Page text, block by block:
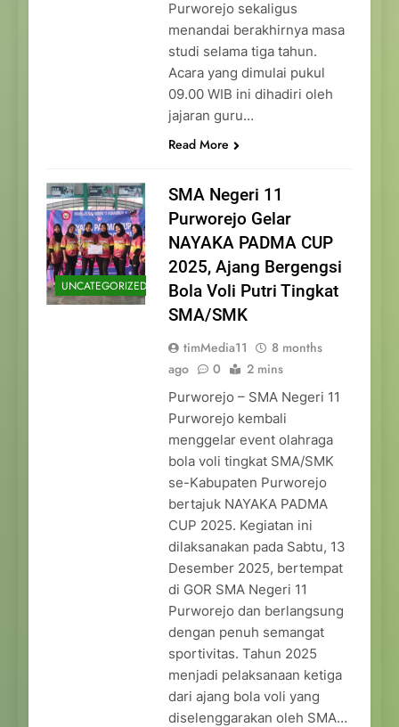
Purworejo sekaligus
menandai berakhirnya masa
studi selama tiga tahun.
Acara yang dimulai pukul
09.00 WIB ini dihadiri oleh
jajaran guru…
Read More
UNCATEGORIZED
SMA Negeri 11
Purworejo Gelar
NAYAKA PADMA CUP
2025, Ajang Bergengsi
Bola Voli Putri Tingkat
SMA/SMK
timMedia11
8 months
ago
0 2 mins
Purworejo – SMA Negeri 11
Purworejo kembali
menggelar event olahraga
bola voli tingkat SMA/SMK
se-Kabupaten Purworejo
bertajuk NAYAKA PADMA
CUP 2025. Kegiatan ini
dilaksanakan pada Sabtu, 13
Desember 2025, bertempat
di GOR SMA Negeri 11
Purworejo dan berlangsung
dengan penuh semangat
sportivitas. Tahun 2025
menjadi pelaksanaan ketiga
dari ajang bola voli yang
diselenggarakan oleh SMA…